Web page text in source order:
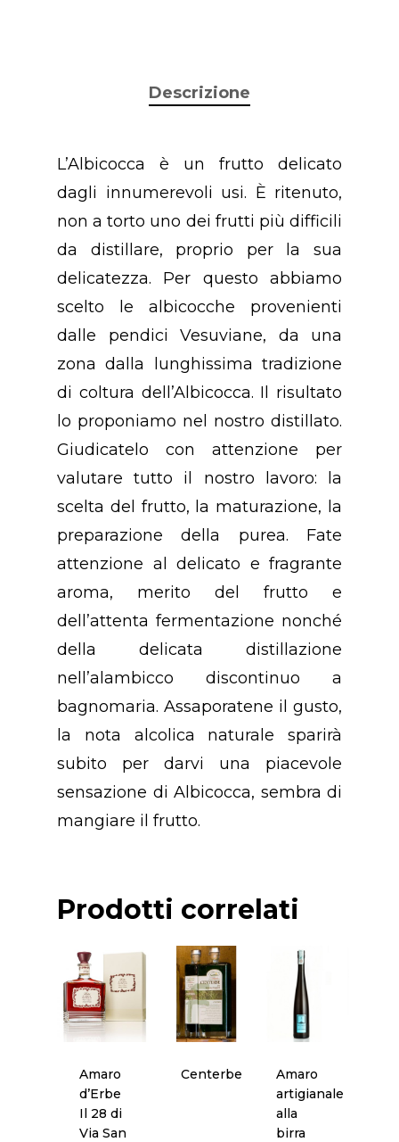
Descrizione
L’Albicocca è un frutto delicato
dagli innumerevoli usi. È ritenuto,
non a torto uno dei frutti più difficili
da distillare, proprio per la sua
delicatezza. Per questo abbiamo
scelto le albicocche provenienti
dalle pendici Vesuviane, da una
zona dalla lunghissima tradizione
di coltura dell’Albicocca. Il risultato
lo proponiamo nel nostro distillato.
Giudicatelo con attenzione per
valutare tutto il nostro lavoro: la
scelta del frutto, la maturazione, la
preparazione della purea. Fate
attenzione al delicato e fragrante
aroma, merito del frutto e
dell’attenta fermentazione nonché
della delicata distillazione
nell’alambicco discontinuo a
bagnomaria. Assaporatene il gusto,
la nota alcolica naturale sparirà
subito per darvi una piacevole
sensazione di Albicocca, sembra di
mangiare il frutto.
Prodotti correlati
Amaro
d’Erbe
Il 28 di
Via San
Centerbe
Amaro
artigianale
alla
birra
Concept
Chi Siamo
Premio
Premio “PANIERE
Anno 2023
Premio “PANIERE
Regolamento
Prodotti
Birra
Formaggi
Pane
Pasticceria
Ricercatezze
Salumi
Vino
Contatti